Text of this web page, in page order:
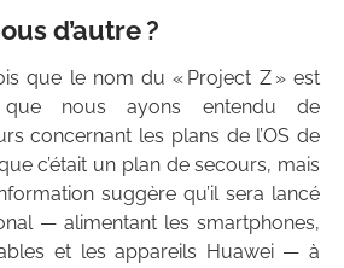
d’autre ?
que le nom du « Project Z » est
que nous ayons entendu de
concernant les plans de l’OS de
c’était un plan de secours, mais
suggère qu’il sera lancé
— alimentant les smartphones,
et les appareils Huawei — à